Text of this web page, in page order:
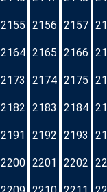
2155 2156 2157
2164 2165 2166
2173 2174 2175
2182 2183 2184
2191 2192 2193
2200 2201 2202